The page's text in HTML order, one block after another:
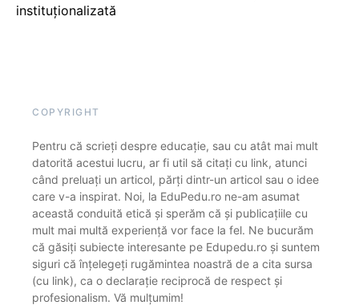
instituționalizată
COPYRIGHT
Pentru că scrieți despre educație, sau cu atât mai mult
datorită acestui lucru, ar fi util să citați cu link, atunci
când preluați un articol, părți dintr-un articol sau o idee
care v-a inspirat. Noi, la EduPedu.ro ne-am asumat
această conduită etică și sperăm că și publicațiile cu
mult mai multă experiență vor face la fel. Ne bucurăm
că găsiți subiecte interesante pe Edupedu.ro și suntem
siguri că înțelegeți rugămintea noastră de a cita sursa
(cu link), ca o declarație reciprocă de respect și
profesionalism. Vă mulțumim!